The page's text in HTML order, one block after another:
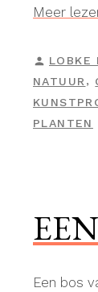
Meer
DOOR
LOBKE
NATUUR,
PLANTEN
Een bos